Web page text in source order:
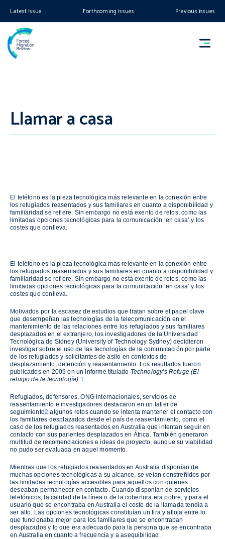
Latest issue Forthcoming issues Previous issues
Llamar a casa
El teléfono es la pieza tecnológica más relevante en la conexión entre
los refugiados reasentados y sus familiares en cuanto a disponibilidad y
familiaridad se refiere. Sin embargo no está exento de retos, como las
limitadas opciones tecnológicas para la comunicación ‘en casa’ y los
costes que conlleva.
El teléfono es la pieza tecnológica más relevante en la conexión entre
los refugiados reasentados y sus familiares en cuanto a disponibilidad y
familiaridad se refiere. Sin embargo no está exento de retos, como las
limitadas opciones tecnológicas para la comunicación ‘en casa’ y los
costes que conlleva.
Motivados por la escasez de estudios que tratan sobre el papel clave
que desempeñan las tecnologías de la telecomunicación en el
mantenimiento de las relaciones entre los refugiados y sus familiares
desplazados en el extranjero, los investigadores de la Universidad
Tecnológica de Sídney (University of Technology Sydney) decidieron
investigar sobre el uso de las tecnologías de la comunicación por parte
de los refugiados y solicitantes de asilo en contextos de
desplazamiento, detención y reasentamiento. Los resultados fueron
publicados en 2009 en un informe titulado Technology's Refuge (El
refugio de la tecnología). 1
Refugiados, defensores, ONG internacionales, servicios de
reasentamiento e investigadores destacaron en un taller de
seguimiento2 algunos retos cuando se intenta mantener el contacto con
los familiares desplazados desde el país de reasentamiento, como el
caso de los refugiados reasentados en Australia que intentan seguir en
contacto con sus parientes desplazados en África. También generaron
multitud de recomendaciones e ideas de proyecto, aunque su viabilidad
no pudo ser evaluada en aquel momento.
Mientras que los refugiados reasentados en Australia disponían de
muchas opciones tecnológicas a su alcance, se veían constreñidos por
las limitadas tecnologías accesibles para aquellos con quienes
deseaban permanecer en contacto. Cuando disponían de servicios
telefónicos, la calidad de la línea o de la cobertura era pobre, y para el
usuario que se encontraba en Australia el coste de la llamada tendía a
ser alto. Las opciones tecnológicas constituían un tira y afloja entre lo
que funcionaba mejor para los familiares que se encontraban
desplazados y lo que era adecuado para la persona que se encontraba
en Australia en cuanto a frecuencia y a asequibilidad.